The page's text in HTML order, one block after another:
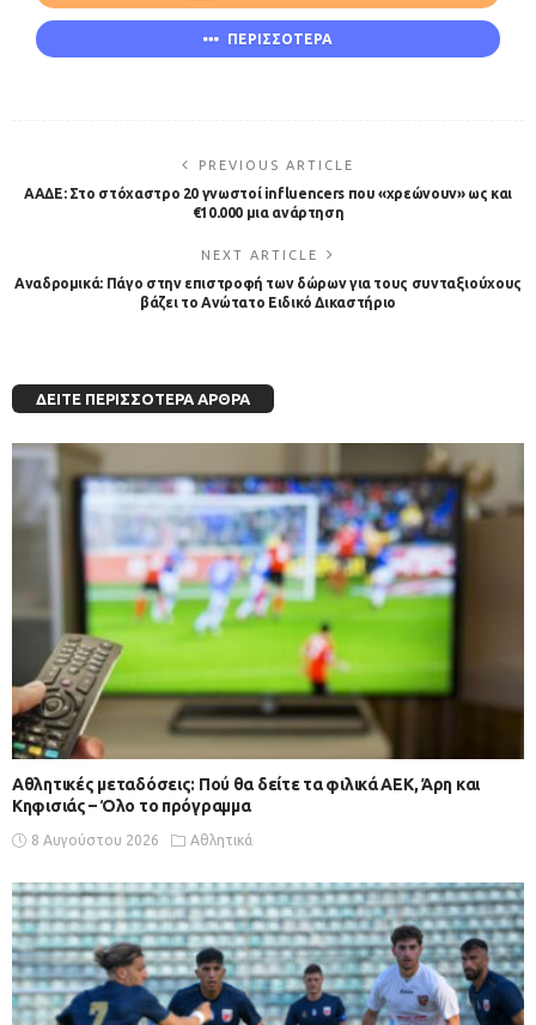
ΠΕΡΙΣΣΟΤΕΡΑ
PREVIOUS ARTICLE
ΑΑΔΕ: Στο στόχαστρο 20 γνωστοί influencers που «χρεώνουν» ως και
€10.000 μια ανάρτηση
NEXT ARTICLE
Αναδρομικά: Πάγο στην επιστροφή των δώρων για τους συνταξιούχους
βάζει το Ανώτατο Ειδικό Δικαστήριο
ΔΕΊΤΕ ΠΕΡΙΣΣΌΤΕΡΑ ΆΡΘΡΑ
Αθλητικές μεταδόσεις: Πού θα δείτε τα φιλικά ΑΕΚ, Άρη και
Κηφισιάς – Όλο το πρόγραμμα
8 Αυγούστου 2026 Αθλητικά